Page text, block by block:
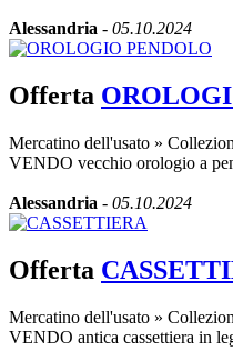
Alessandria - 05.10.2024
Offerta
Mercatino dell'usato »
VENDO vecchio orologio a
Alessandria - 05.10.2024
Offerta
Mercatino dell'usato »
VENDO antica cassettiera in